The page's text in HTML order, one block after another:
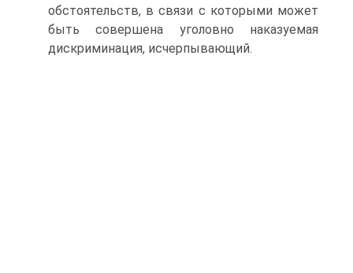
обстоятельств, в связи с которыми может
быть совершена уголовно наказуемая
дискриминация, исчерпывающий.